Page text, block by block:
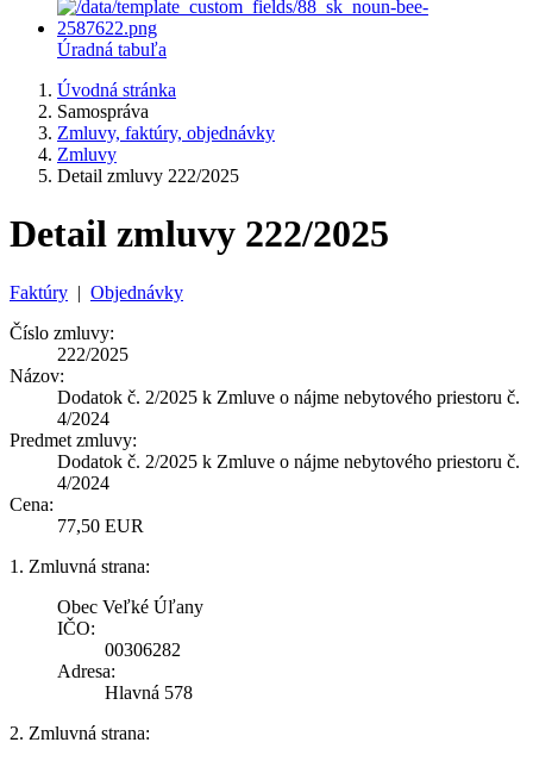
Úradná tabuľa
Úvodná stránka
Samospráva
Zmluvy, faktúry, objednávky
Zmluvy
Detail zmluvy 222/2025
Detail zmluvy 222/2025
Faktúry | Objednávky
Číslo zmluvy:
222/2025
Názov:
Dodatok č. 2/2025 k Zmluve o nájme nebytového priestoru č.
4/2024
Predmet zmluvy:
Dodatok č. 2/2025 k Zmluve o nájme nebytového priestoru č.
4/2024
Cena:
77,50 EUR
1. Zmluvná strana:
Obec Veľké Úľany
IČO:
00306282
Adresa:
Hlavná 578
2. Zmluvná strana: